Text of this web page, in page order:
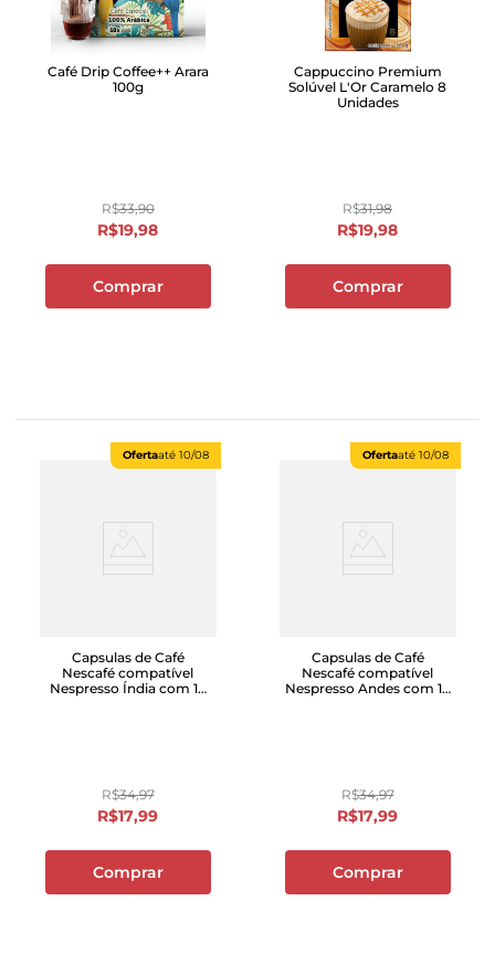
Café Drip Coffee++ Arara
100g
R$33,90
R$19,98
Comprar
Cappuccino Premium
Solúvel L'Or Caramelo 8
Unidades
R$31,98
R$19,98
Comprar
Ofertaaté 10/08
Capsulas de Café
Nescafé compatível
Nespresso Índia com 10
R$34,97
R$17,99
Comprar
Ofertaaté 10/08
Capsulas de Café
Nescafé compatível
Nespresso Andes com 10
R$34,97
R$17,99
Comprar